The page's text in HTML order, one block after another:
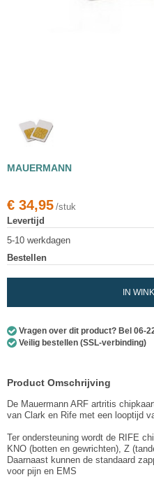
MAUERMANN
€ 34,95 /stuk
Levertijd
5-10 werkdagen
Bestellen
IN
Vragen over dit product? Bel 06-
Veilig bestellen (SSL-verbinding)
Product Omschrijving
De Mauermann ARF artritis
van Clark en Rife met een looptijd
Ter ondersteuning wordt de RIFE
KNO (botten en gewrichten), Z
Daarnaast kunnen de standaard
voor pijn en EMS